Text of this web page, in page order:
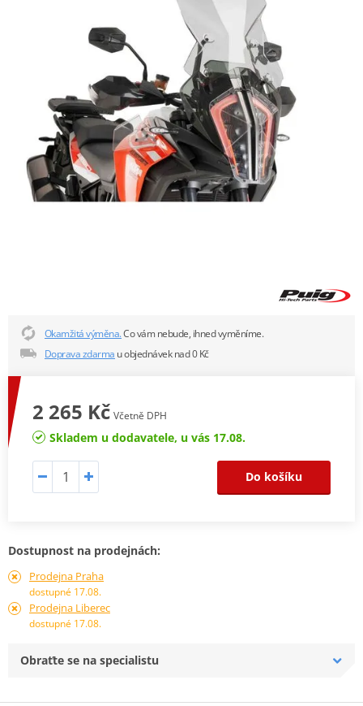
Okamžitá výměna.Co vám nebude, ihned vyměníme.
Doprava zdarma u objednávek nad 0 Kč
2 265 Kč Včetně DPH
Skladem u dodavatele, u vás 17.08.
Do košíku
Dostupnost na prodejnách:
Prodejna Praha
dostupné 17.08.
Prodejna Liberec
dostupné 17.08.
Obraťte se na specialistu